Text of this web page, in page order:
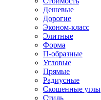
Дешевые
Дорогие
Эконом-класс
Элитные
Форма
П-образные
Угловые
Прямые
Радиусные
Скошенные углы
Стиль